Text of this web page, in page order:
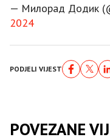
— Милорад Додик
2024
PODJELI VIJEST
POVEZANE